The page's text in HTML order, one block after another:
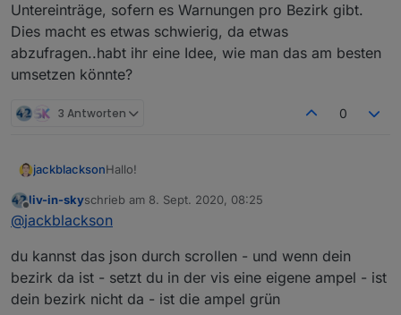
Untereinträge, sofern es Warnungen pro Bezirk gibt.
Dies macht es etwas schwierig, da etwas
abzufragen..habt ihr eine Idee, wie man das am besten
umsetzen könnte?
3 Antworten 0
jackblacksonHallo!
Seit Freitag wurde in Österreich die Corona-
Ampel eingeführt (
Ort/die Region anzuzeigen. Es gibt dazu auch ein
JSON ( Link )- Ich frage mich jedoch, wie man
dieses am besten einbinden kann.
Bezirk/Gemeinde einen Eintrag gibt, sondern,
wie es scheint, nur pro Bundesland, und dann
nur Untereinträge, sofern es Warnungen pro
Bezirk gibt. Dies macht es etwas schwierig, da
Offline
liv-in-skyschrieb am 8. Sept. 2020, 08:25
zuletzt editiert von
@jackblackson
du kannst das json durch scrollen - und wenn dein
bezirk da ist - setzt du in der vis eine eigene ampel - ist
dein bezirk nicht da - ist die ampel grün